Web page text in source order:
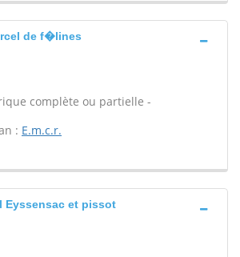
de f�lines
complète ou partielle -
: E.m.c.r.
Eyssensac et pissot